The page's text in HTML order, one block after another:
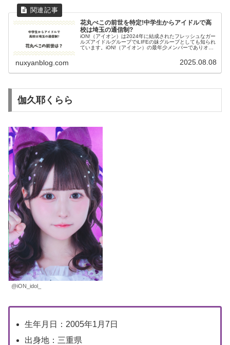
花丸ぺこの前世を特定!中学生からアイドルで高
校は埼玉の通信制?
iON!（アイオン）は2024年に結成されたフレッシュなガー
ルズアイドルグループでiLIFEの妹グループとしても知られ
ています。iON!（アイオン）の最年少メンバーでありオレ
nuxyanblog.com 2025.08.08
伽久耶くらら
@iON_idol_
生年月日：2005年1月7日
出身地：三重県